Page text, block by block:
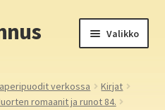
Valikko
verkossa
Kirjat
romaanit ja runot 84.